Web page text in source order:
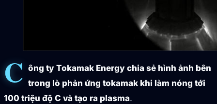
C ông ty Tokamak Energy chia sẻ hình ảnh bên
trong lò phản ứng tokamak khi làm nóng tới
100 triệu độ C và tạo ra plasma.